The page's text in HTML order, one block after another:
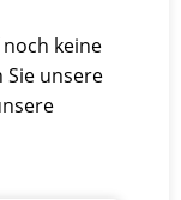
keine
unsere